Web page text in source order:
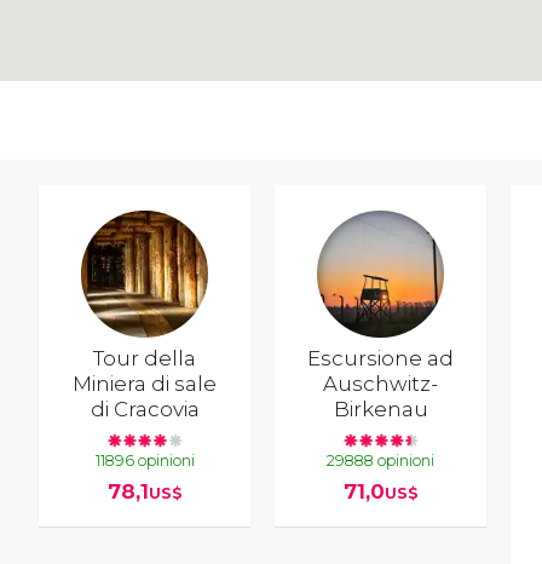
Tour della
Miniera di sale
di Cracovia
11896 opinioni
78,1US$
Escursione ad
Auschwitz-
Birkenau
29888 opinioni
71,0US$